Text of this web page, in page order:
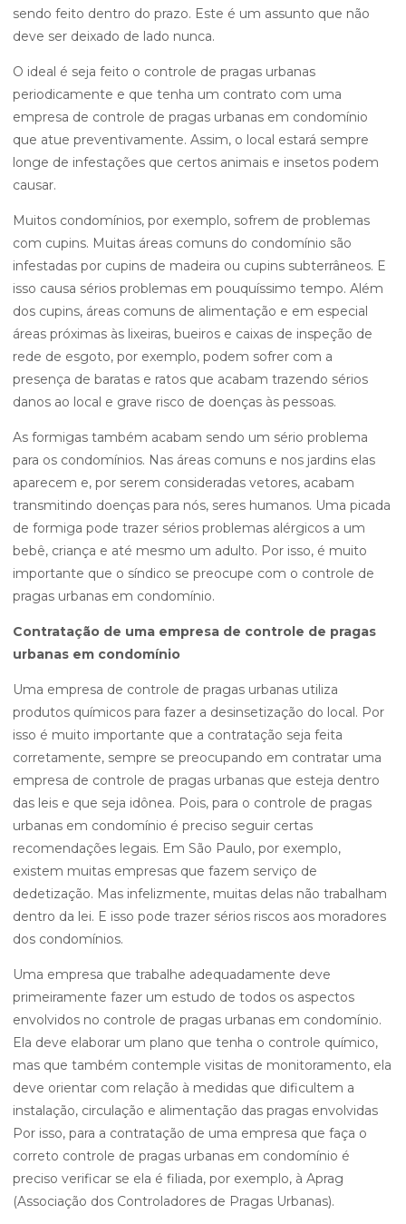
sendo feito dentro do prazo. Este é um assunto que não
deve ser deixado de lado nunca.
O ideal é seja feito o controle de pragas urbanas
periodicamente e que tenha um contrato com uma
empresa de controle de pragas urbanas em condomínio
que atue preventivamente. Assim, o local estará sempre
longe de infestações que certos animais e insetos podem
causar.
Muitos condomínios, por exemplo, sofrem de problemas
com cupins. Muitas áreas comuns do condomínio são
infestadas por cupins de madeira ou cupins subterrâneos. E
isso causa sérios problemas em pouquíssimo tempo. Além
dos cupins, áreas comuns de alimentação e em especial
áreas próximas às lixeiras, bueiros e caixas de inspeção de
rede de esgoto, por exemplo, podem sofrer com a
presença de baratas e ratos que acabam trazendo sérios
danos ao local e grave risco de doenças às pessoas.
As formigas também acabam sendo um sério problema
para os condomínios. Nas áreas comuns e nos jardins elas
aparecem e, por serem consideradas vetores, acabam
transmitindo doenças para nós, seres humanos. Uma picada
de formiga pode trazer sérios problemas alérgicos a um
bebê, criança e até mesmo um adulto. Por isso, é muito
importante que o síndico se preocupe com o controle de
pragas urbanas em condomínio.
Contratação de uma empresa de controle de pragas
urbanas em condomínio
Uma empresa de controle de pragas urbanas utiliza
produtos químicos para fazer a desinsetização do local. Por
isso é muito importante que a contratação seja feita
corretamente, sempre se preocupando em contratar uma
empresa de controle de pragas urbanas que esteja dentro
das leis e que seja idônea. Pois, para o controle de pragas
urbanas em condomínio é preciso seguir certas
recomendações legais. Em São Paulo, por exemplo,
existem muitas empresas que fazem serviço de
dedetização. Mas infelizmente, muitas delas não trabalham
dentro da lei. E isso pode trazer sérios riscos aos moradores
dos condomínios.
Uma empresa que trabalhe adequadamente deve
primeiramente fazer um estudo de todos os aspectos
envolvidos no controle de pragas urbanas em condomínio.
Ela deve elaborar um plano que tenha o controle químico,
mas que também contemple visitas de monitoramento, ela
deve orientar com relação à medidas que dificultem a
instalação, circulação e alimentação das pragas envolvidas
Por isso, para a contratação de uma empresa que faça o
correto controle de pragas urbanas em condomínio é
preciso verificar se ela é filiada, por exemplo, à Aprag
(Associação dos Controladores de Pragas Urbanas).